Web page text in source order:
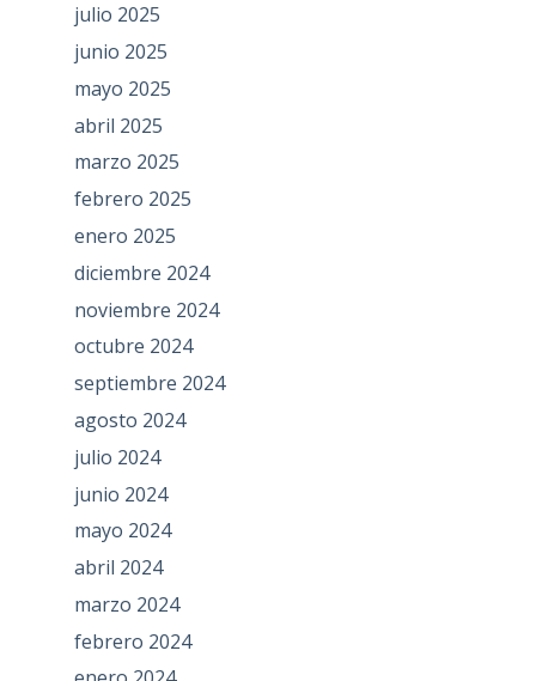
julio 2025
junio 2025
mayo 2025
abril 2025
marzo 2025
febrero 2025
enero 2025
diciembre 2024
noviembre 2024
octubre 2024
septiembre 2024
agosto 2024
julio 2024
junio 2024
mayo 2024
abril 2024
marzo 2024
febrero 2024